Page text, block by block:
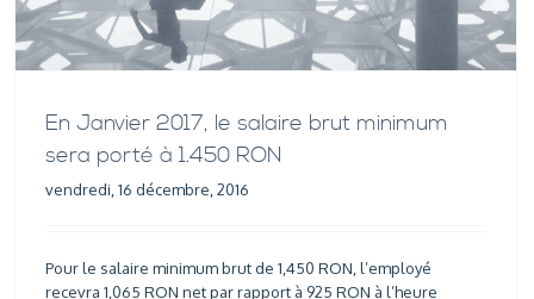
En Janvier 2017, le salaire brut minimum
sera porté à 1.450 RON
vendredi, 16 décembre, 2016
Pour le salaire minimum brut de 1,450 RON, l’employé
recevra 1,065 RON net par rapport à 925 RON à l’heure